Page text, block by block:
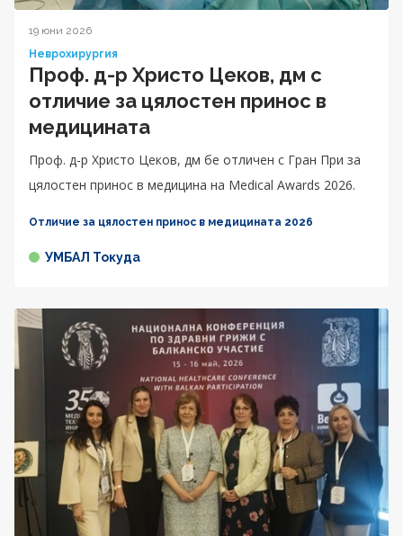
19 юни 2026
Неврохирургия
Проф. д-р Христо Цеков, дм с
отличие за цялостен принос в
медицината
Проф. д-р Христо Цеков, дм бе отличен с Гран При за
цялостен принос в медицина на Medical Awards 2026.
Отличие за цялостен принос в медицината 2026
УМБАЛ Токуда